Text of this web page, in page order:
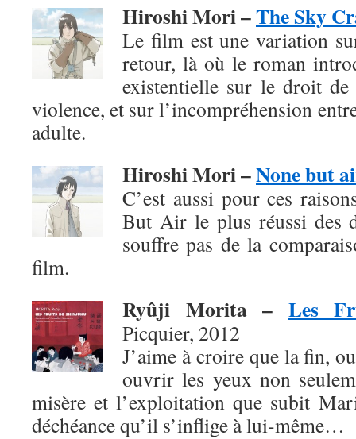
Hiroshi Mori –The Sky
Le film est une variation
retour, là où le roman
existentielle sur le droit
violence, et sur l’incompréhension
adulte.
Hiroshi Mori –None but
C’est aussi pour ces
But Air le plus réussi des
souffre pas de la
film.
Ryûji Morita – Les
Picquier, 2012
J’aime à croire que la fin,
ouvrir les yeux non
misère et l’exploitation que subit
déchéance qu’il s’inflige à lui-même…